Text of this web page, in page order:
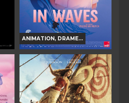
-
ANIMATION, DRAME...
IN WAVES
Horaires et Infos
Bande-annonce